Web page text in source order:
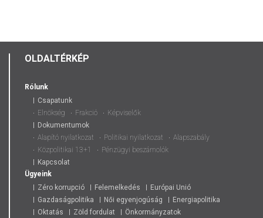
OLDALTÉRKÉP
Rólunk
Csapatunk
Elnökség
Frakció
Képviselők
Dokumentumok
Alapító nyilatkozat
Politikai nyilatkozat
Alapszabály
Közpolitikai 13+1
Pénzügyi beszámolók
Kapcsolat
Ügyeink
Zéro korrupció
Felemelkedés
Európai Unió
Gazdaságpolitika
Női egyenjogúság
Energiapolitika
Oktatás
Zöld fordulat
Önkormányzatok